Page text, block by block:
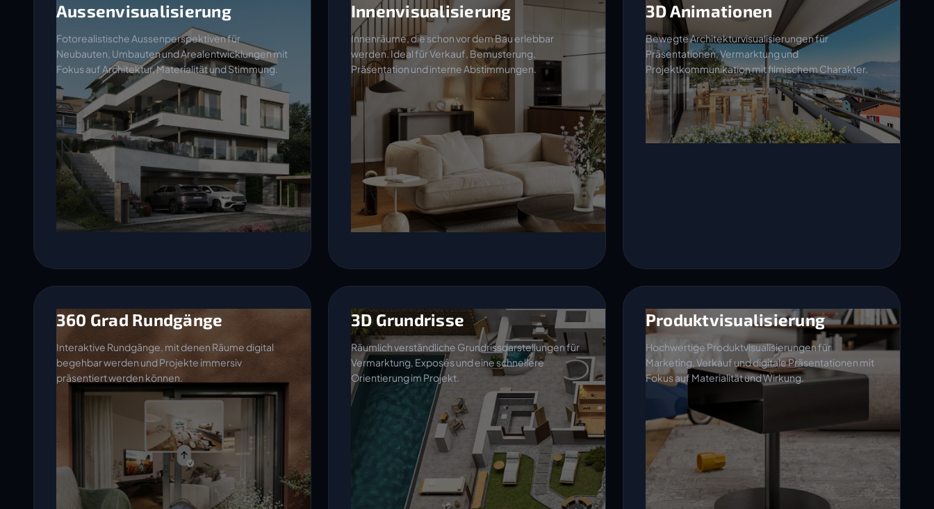
Aussenvisualisierung
Fotorealistische Aussenperspektiven für
Neubauten, Umbauten und Arealentwicklungen mit
Fokus auf Architektur, Materialität und Stimmung.
Innenvisualisierung
Innenräume, die schon vor dem Bau erlebbar
werden. Ideal für Verkauf, Bemusterung,
Präsentation und interne Abstimmungen.
3D Animationen
Bewegte Architekturvisualisierungen für
Präsentationen, Vermarktung und
Projektkommunikation mit filmischem Charakter.
360 Grad Rundgänge
Interaktive Rundgänge, mit denen Räume digital
begehbar werden und Projekte immersiv
präsentiert werden können.
3D Grundrisse
Räumlich verständliche Grundrissdarstellungen für
Vermarktung, Exposés und eine schnellere
Orientierung im Projekt.
Produktvisualisierung
Hochwertige Produktvisualisierungen für
Marketing, Verkauf und digitale Präsentationen mit
Fokus auf Materialität und Wirkung.